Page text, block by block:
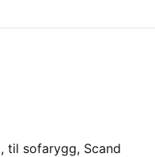
til sofarygg, Scand